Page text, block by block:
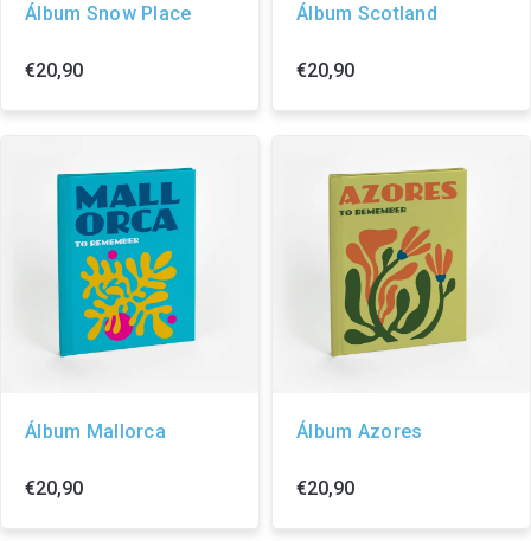
Álbum Snow Place
€20,90
Álbum Scotland
€20,90
Álbum Mallorca
€20,90
Álbum Azores
€20,90